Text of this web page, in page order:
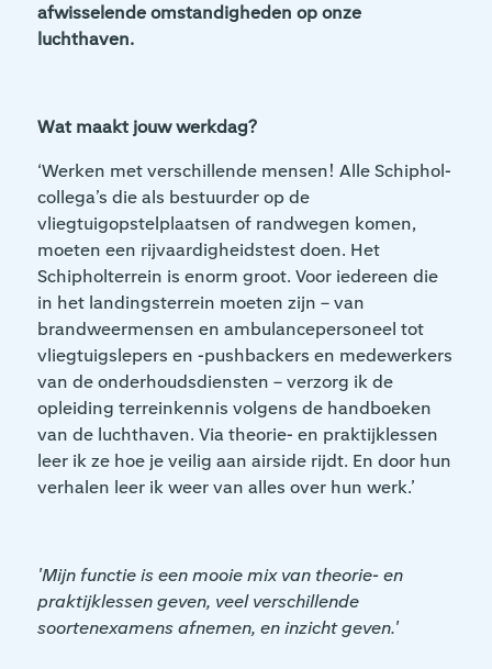
afwisselende omstandigheden op onze
luchthaven.
Wat maakt jouw werkdag?
‘Werken met verschillende mensen! Alle Schiphol-
collega’s die als bestuurder op de
vliegtuigopstelplaatsen of randwegen komen,
moeten een rijvaardigheidstest doen. Het
Schipholterrein is enorm groot. Voor iedereen die
in het landingsterrein moeten zijn – van
brandweermensen en ambulancepersoneel tot
vliegtuigslepers en -pushbackers en medewerkers
van de onderhoudsdiensten – verzorg ik de
opleiding terreinkennis volgens de handboeken
van de luchthaven. Via theorie- en praktijklessen
leer ik ze hoe je veilig aan airside rijdt. En door hun
verhalen leer ik weer van alles over hun werk.’
'Mijn functie is een mooie mix van theorie- en
praktijklessen geven, veel verschillende
soortenexamens afnemen, en inzicht geven.'